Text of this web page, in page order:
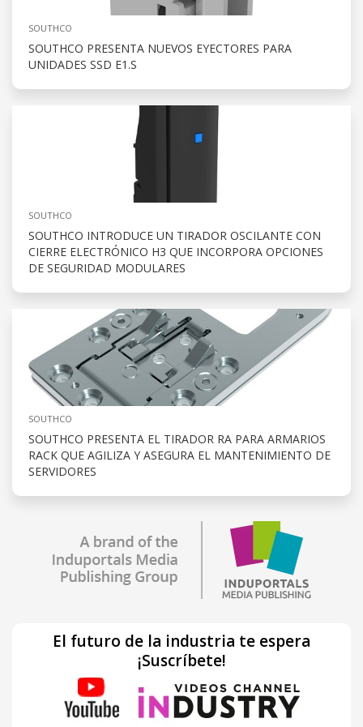
SOUTHCO
SOUTHCO PRESENTA NUEVOS EYECTORES PARA
UNIDADES SSD E1.S
SOUTHCO
SOUTHCO INTRODUCE UN TIRADOR OSCILANTE CON
CIERRE ELECTRÓNICO H3 QUE INCORPORA OPCIONES
DE SEGURIDAD MODULARES
SOUTHCO
SOUTHCO PRESENTA EL TIRADOR RA PARA ARMARIOS
RACK QUE AGILIZA Y ASEGURA EL MANTENIMIENTO DE
SERVIDORES
El futuro de la industria te espera
¡Suscríbete!